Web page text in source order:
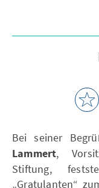
Bei seiner
Lammert,
Stiftung,
„Gratulanten“